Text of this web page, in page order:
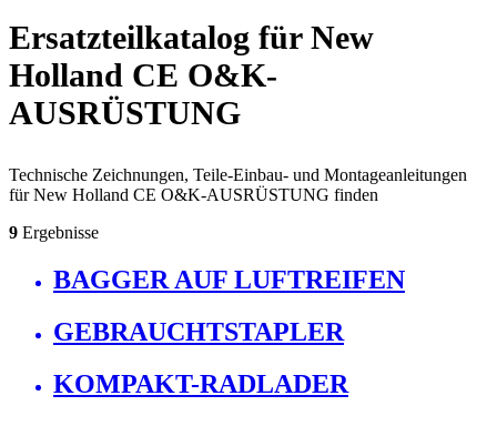
Ersatzteilkatalog für New
Holland CE O&K-
AUSRÜSTUNG
Technische Zeichnungen, Teile-Einbau- und Montageanleitungen
für New Holland CE O&K-AUSRÜSTUNG finden
9 Ergebnisse
BAGGER AUF LUFTREIFEN
GEBRAUCHTSTAPLER
KOMPAKT-RADLADER